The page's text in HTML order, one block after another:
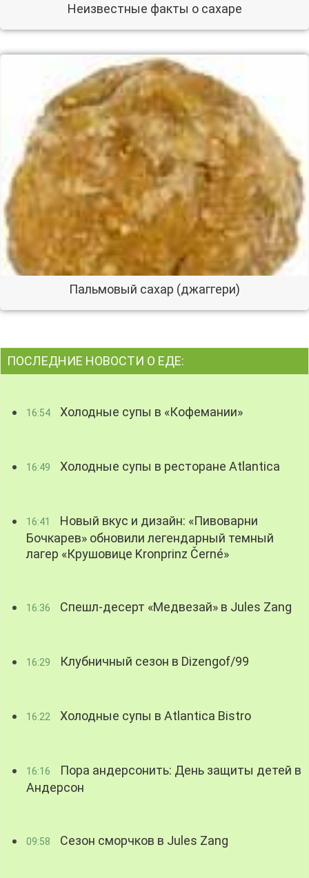
Неизвестные факты о сахаре
Пальмовый сахар (джаггери)
ПОСЛЕДНИЕ НОВОСТИ О ЕДЕ:
16:54 Холодные супы в «Кофемании»
16:49 Холодные супы в ресторане Atlantica
16:41
Новый вкус и дизайн: «Пивоварни
Бочкарев» обновили легендарный темный
лагер «Крушовице Kronprinz Černé»
16:36 Спешл-десерт «Медвезай» в Jules Zang
16:29 Клубничный сезон в Dizengof/99
16:22 Холодные супы в Atlantica Bistro
16:16
Пора андерсонить: День защиты детей в
Андерсон
09:58 Сезон сморчков в Jules Zang